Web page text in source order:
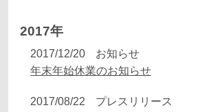
2017年
2017/12/20
お知らせ
年末年始休業のお知らせ
2017/08/22
プレスリリース